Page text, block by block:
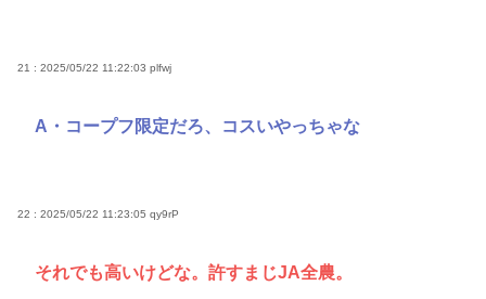
21 : 2025/05/22 11:22:03 plfwj
A・コープフ限定だろ、コスいやっちゃな
22 : 2025/05/22 11:23:05 qy9rP
それでも高いけどな。許すまじJA全農。